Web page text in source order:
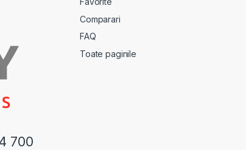
700
Comparari
FAQ
Toate paginile